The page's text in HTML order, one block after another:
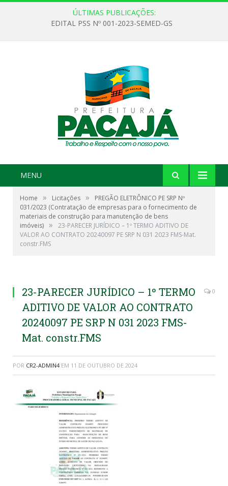
ÚLTIMAS PUBLICAÇÕES:
EDITAL PSS Nº 001-2023-SEMED-GS
MENU
Home » Licitações »
PREGÃO ELETRÔNICO PE SRP Nº
031/2023 (Contratação de empresas para o fornecimento de
materiais de construção para manutenção de bens
imóveis) »
23-PARECER JURÍDICO – 1º TERMO ADITIVO DE
VALOR AO CONTRATO 20240097 PE SRP N 031 2023 FMS-Mat.
constr.FMS
23-PARECER JURÍDICO – 1º TERMO
ADITIVO DE VALOR AO CONTRATO
20240097 PE SRP N 031 2023 FMS-
Mat. constr.FMS
0
POR CR2-ADMIN4 EM 11 DE OUTUBRO DE 2024